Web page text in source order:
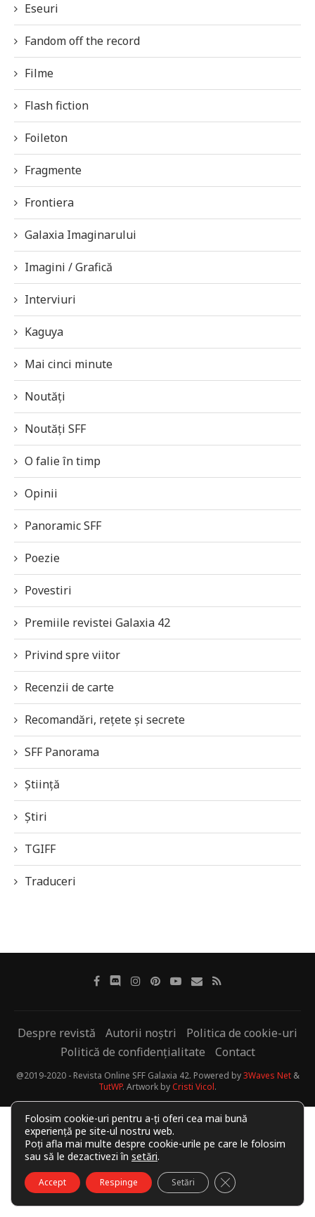
Eseuri
Fandom off the record
Filme
Flash fiction
Foileton
Fragmente
Frontiera
Galaxia Imaginarului
Imagini / Grafică
Interviuri
Kaguya
Mai cinci minute
Noutăți
Noutăți SFF
O falie în timp
Opinii
Panoramic SFF
Poezie
Povestiri
Premiile revistei Galaxia 42
Privind spre viitor
Recenzii de carte
Recomandări, rețete și secrete
SFF Panorama
Știință
Știri
TGIFF
Traduceri
Despre revistă Autorii noștri
Politica de cookie-uri
Politică de confidențialitate
Contact
@2019-2020 - Revista Online SFF Galaxia 42. Powered by3Waves Net&
TutWP. Artwork byCristi Vicol.
Folosim cookie-uri pentru a-ți oferi cea mai bună
experiență pe site-ul nostru web.
Poți afla mai multe despre cookie-urile pe care le folosim
sau să le dezactivezi în setări.
Accept Respinge Setări CLOSE GDPR